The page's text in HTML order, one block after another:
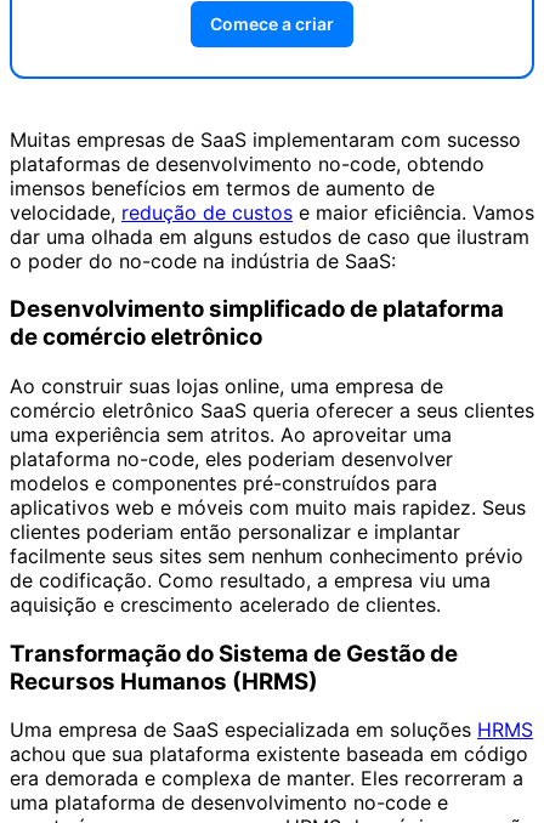
Comece a criar
Muitas empresas de SaaS implementaram com sucesso
plataformas de desenvolvimento no-code, obtendo
imensos benefícios em termos de aumento de
velocidade, redução de custos e maior eficiência. Vamos
dar uma olhada em alguns estudos de caso que ilustram
o poder do no-code na indústria de SaaS:
Desenvolvimento simplificado de plataforma
de comércio eletrônico
Ao construir suas lojas online, uma empresa de
comércio eletrônico SaaS queria oferecer a seus clientes
uma experiência sem atritos. Ao aproveitar uma
plataforma no-code, eles poderiam desenvolver
modelos e componentes pré-construídos para
aplicativos web e móveis com muito mais rapidez. Seus
clientes poderiam então personalizar e implantar
facilmente seus sites sem nenhum conhecimento prévio
de codificação. Como resultado, a empresa viu uma
aquisição e crescimento acelerado de clientes.
Transformação do Sistema de Gestão de
Recursos Humanos (HRMS)
Uma empresa de SaaS especializada em soluções HRMS
achou que sua plataforma existente baseada em código
era demorada e complexa de manter. Eles recorreram a
uma plataforma de desenvolvimento no-code e